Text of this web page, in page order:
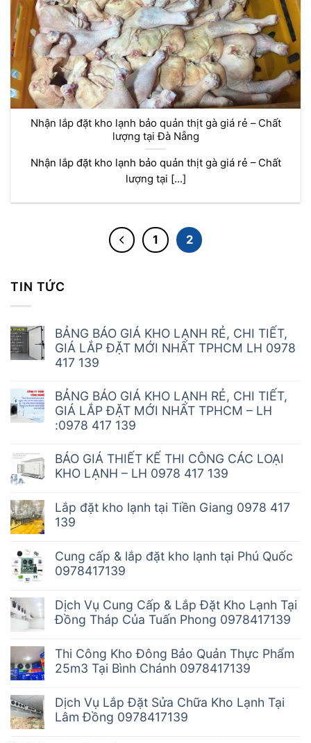
Nhận lắp đặt kho lạnh bảo quản thịt gà giá rẻ – Chất
lượng tại Đà Nẵng
Nhận lắp đặt kho lạnh bảo quản thịt gà giá rẻ – Chất
lượng tại [...]
1 2
TIN TỨC
BẢNG BÁO GIÁ KHO LẠNH RẺ, CHI TIẾT,
GIÁ LẮP ĐẶT MỚI NHẤT TPHCM LH 0978
417 139
BẢNG BÁO GIÁ KHO LẠNH RẺ, CHI TIẾT,
GIÁ LẮP ĐẶT MỚI NHẤT TPHCM – LH
:0978 417 139
BÁO GIÁ THIẾT KẾ THI CÔNG CÁC LOẠI
KHO LẠNH – LH 0978 417 139
Lắp đặt kho lạnh tại Tiền Giang 0978 417
139
Cung cấp & lắp đặt kho lạnh tại Phú Quốc
0978417139
Dịch Vụ Cung Cấp & Lắp Đặt Kho Lạnh Tại
Đồng Tháp Của Tuấn Phong 0978417139
Thi Công Kho Đông Bảo Quản Thực Phẩm
25m3 Tại Bình Chánh 0978417139
Dịch Vụ Lắp Đặt Sửa Chữa Kho Lạnh Tại
Lâm Đồng 0978417139